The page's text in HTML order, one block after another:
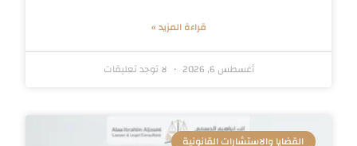
قراءة المزيد »
أغسطس 6, 2026 لا توجد تعليقات
القضايا والاستشارات القانونية